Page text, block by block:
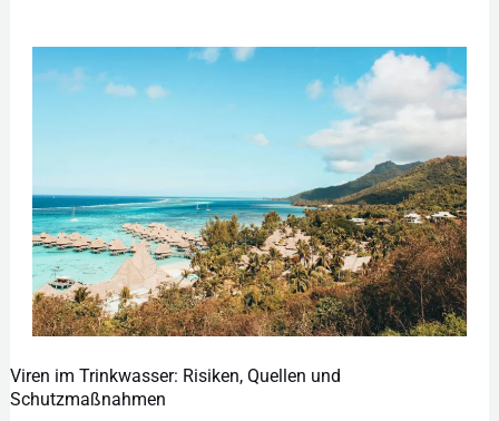
Viren im Trinkwasser: Risiken, Quellen und
Schutzmaßnahmen
Viren
im